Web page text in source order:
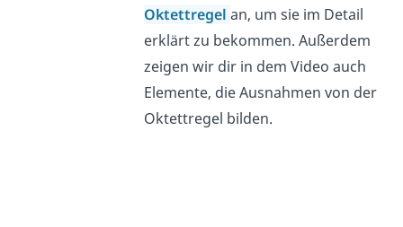
Oktettregel an, um sie im Detail
erklärt zu bekommen. Außerdem
zeigen wir dir in dem Video auch
Elemente, die Ausnahmen von der
Oktettregel bilden.